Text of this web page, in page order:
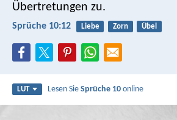
Übertretungen zu.
Sprüche 10:12 Liebe Zorn Übel
LUT Lesen SieSprüche 10 online